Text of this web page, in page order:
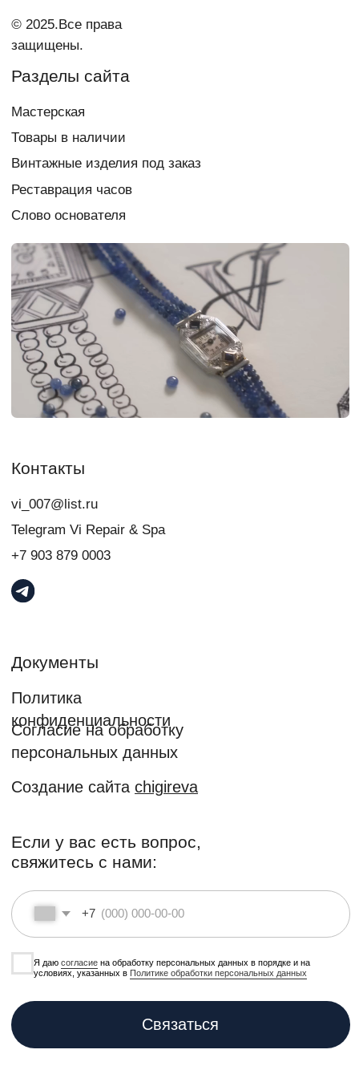
Если у вас есть вопрос,
свяжитесь с нами:
Создание сайта chigireva
Согласие на обработку
Политика
Документы
+7 903 879 0003
Telegram Vi Repair & Spa
vi_007@list.ru
Контакты
+7
Я даю согласиена обработку персональных данных в порядке и на
условиях, указанных вПолитике обработки персональных данных